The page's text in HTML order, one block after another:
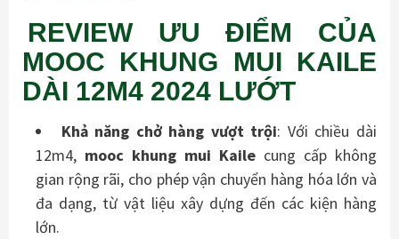
REVIEW ƯU ĐIỂM CỦA
MOOC KHUNG MUI KAILE
DÀI 12M4 2024 LƯỚT
Khả năng chở hàng vượt trội: Với chiều dài
12m4, mooc khung mui Kaile cung cấp không
gian rộng rãi, cho phép vận chuyển hàng hóa lớn và
đa dạng, từ vật liệu xây dựng đến các kiện hàng
lớn.